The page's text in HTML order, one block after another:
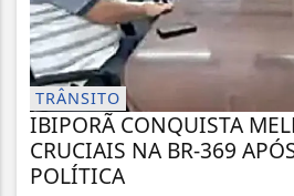
TRÂNSITO
IBIPORÃ CONQUISTA
CRUCIAIS NA BR-369
POLÍTICA